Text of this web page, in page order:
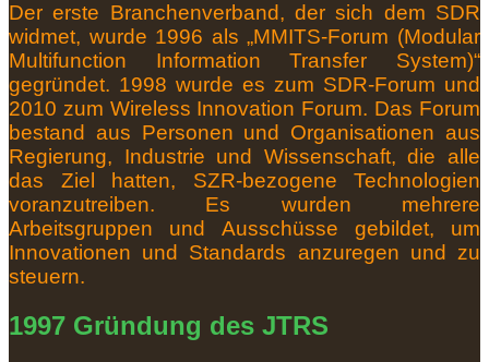
Der erste Branchenverband, der sich dem SDR
widmet, wurde 1996 als „MMITS-Forum (Modular
Multifunction Information Transfer System)“
gegründet. 1998 wurde es zum SDR-Forum und
2010 zum Wireless Innovation Forum. Das Forum
bestand aus Personen und Organisationen aus
Regierung, Industrie und Wissenschaft, die alle
das Ziel hatten, SZR-bezogene Technologien
voranzutreiben. Es wurden mehrere
Arbeitsgruppen und Ausschüsse gebildet, um
Innovationen und Standards anzuregen und zu
steuern.
1997 Gründung des JTRS